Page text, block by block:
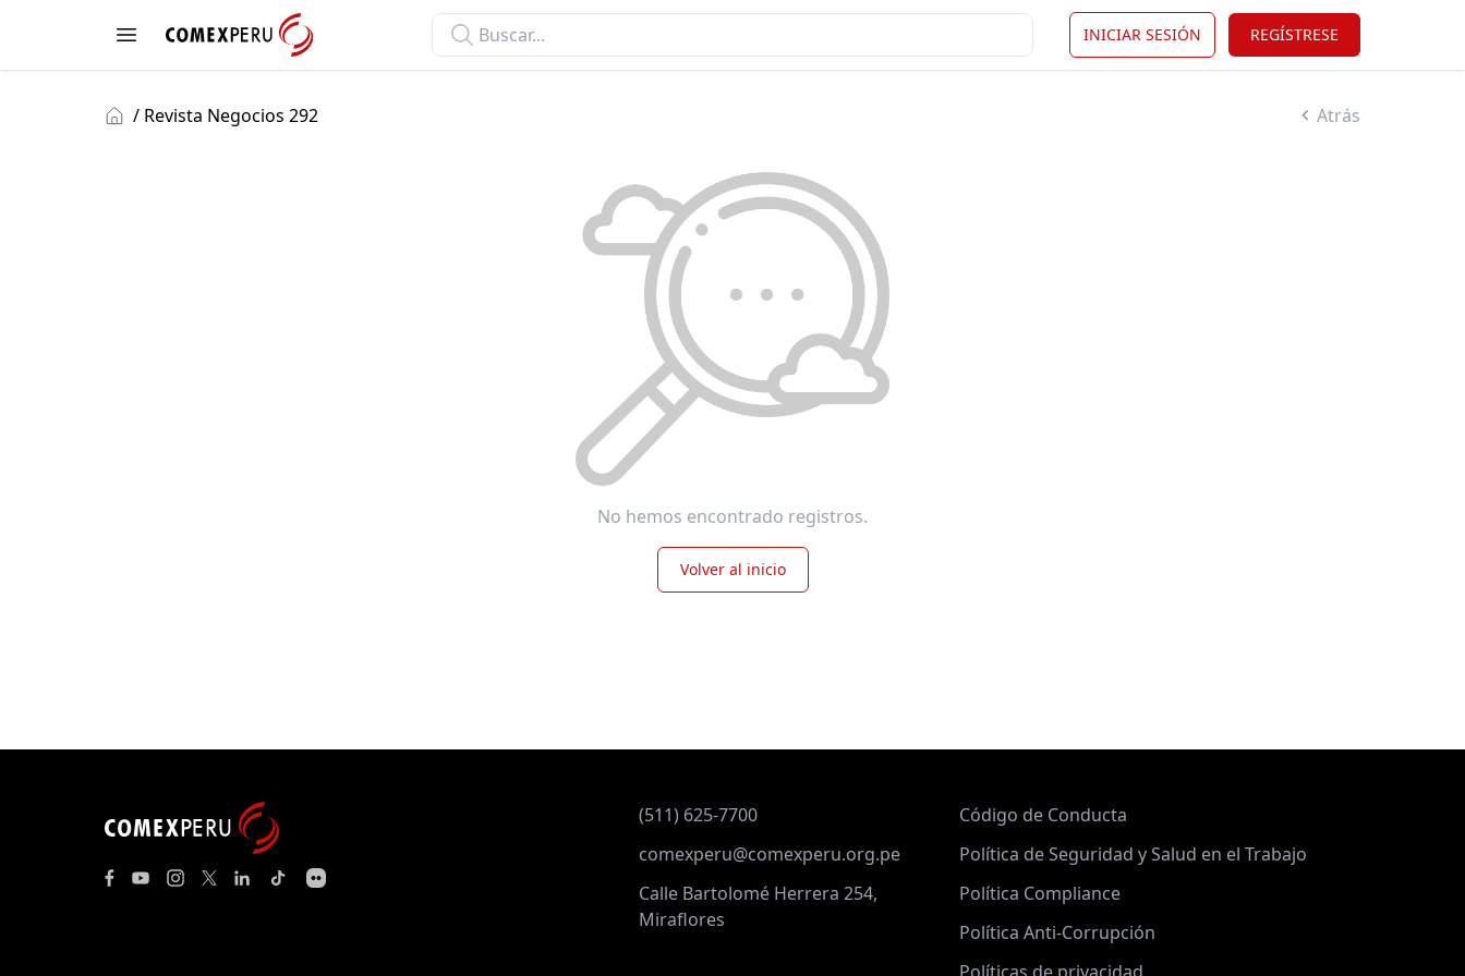
Open menu
ComexPerú INICIAR SESIÓN REGÍSTRESE
REVISTA NEGOCIOS 292
/ Revista Negocios 292 Atrás
No hemos encontrado registros.
Volver al inicio
(511) 625-7700
comexperu@comexperu.org.pe
Calle Bartolomé Herrera 254,
Miraflores
Código de Conducta
Política de Seguridad y Salud en el Trabajo
Política Compliance
Política Anti-Corrupción